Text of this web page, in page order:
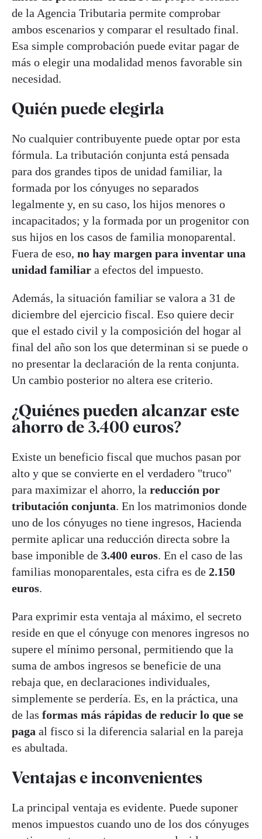
de la Agencia Tributaria permite comprobar
ambos escenarios y comparar el resultado final.
Esa simple comprobación puede evitar pagar de
más o elegir una modalidad menos favorable sin
necesidad.
Quién puede elegirla
No cualquier contribuyente puede optar por esta
fórmula. La tributación conjunta está pensada
para dos grandes tipos de unidad familiar, la
formada por los cónyuges no separados
legalmente y, en su caso, los hijos menores o
incapacitados; y la formada por un progenitor con
sus hijos en los casos de familia monoparental.
Fuera de eso, no hay margen para inventar una
unidad familiar a efectos del impuesto.
Además, la situación familiar se valora a 31 de
diciembre del ejercicio fiscal. Eso quiere decir
que el estado civil y la composición del hogar al
final del año son los que determinan si se puede o
no presentar la declaración de la renta conjunta.
Un cambio posterior no altera ese criterio.
¿Quiénes pueden alcanzar este
ahorro de 3.400 euros?
Existe un beneficio fiscal que muchos pasan por
alto y que se convierte en el verdadero "truco"
para maximizar el ahorro, la reducción por
tributación conjunta. En los matrimonios donde
uno de los cónyuges no tiene ingresos, Hacienda
permite aplicar una reducción directa sobre la
base imponible de 3.400 euros. En el caso de las
familias monoparentales, esta cifra es de 2.150
euros.
Para exprimir esta ventaja al máximo, el secreto
reside en que el cónyuge con menores ingresos no
supere el mínimo personal, permitiendo que la
suma de ambos ingresos se beneficie de una
rebaja que, en declaraciones individuales,
simplemente se perdería. Es, en la práctica, una
de las formas más rápidas de reducir lo que se
paga al fisco si la diferencia salarial en la pareja
es abultada.
Ventajas e inconvenientes
La principal ventaja es evidente. Puede suponer
menos impuestos cuando uno de los dos cónyuges